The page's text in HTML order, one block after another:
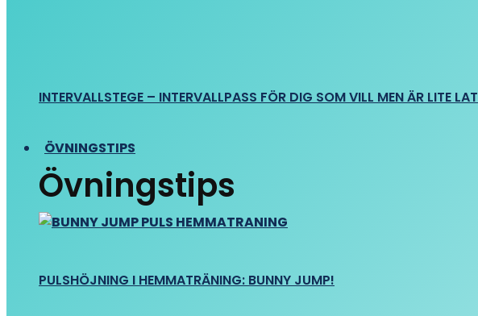
INTERVALLSTEGE – INTERVALLPASS FÖR DIG SOM VILL MEN ÄR LITE LAT
ÖVNINGSTIPS
Övningstips
PULSHÖJNING I HEMMATRÄNING: BUNNY JUMP!